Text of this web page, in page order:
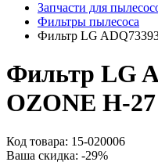
Запчасти для
Фильтры пылесоса
Фильтр LG
Фильтр LG
OZONE H-27
Код товара: 15-020006
Ваша скидка: -29%